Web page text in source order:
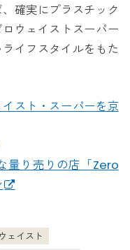
確実にプラスチック
ウェイストスーパー
イフスタイルをもた
スト・スーパーを京
量り売りの店「Zero
ェイスト